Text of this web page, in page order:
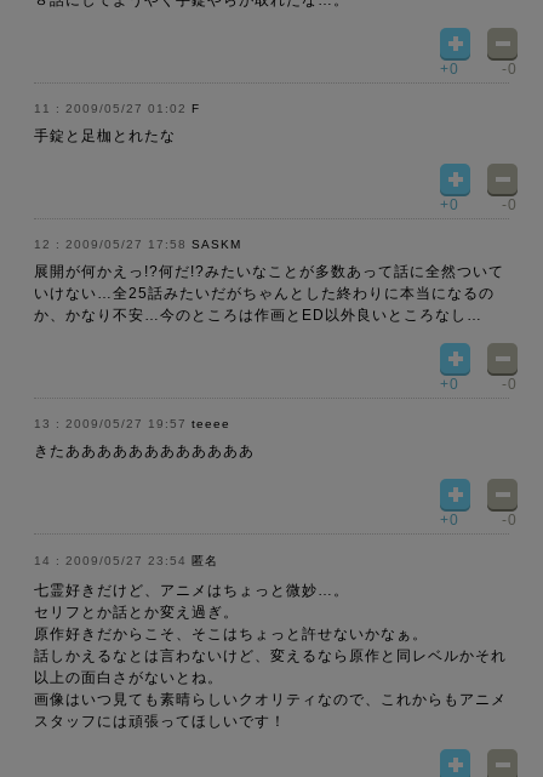
+0 -0
2009/05/27 01:02 F
手錠と足枷とれたな
+0 -0
2009/05/27 17:58 SASKM
展開が何かえっ!?何だ!?みたいなことが多数あって話に全然ついて
いけない…全25話みたいだがちゃんとした終わりに本当になるの
か、かなり不安…今のところは作画とED以外良いところなし…
+0 -0
2009/05/27 19:57 teeee
きたああああああああああああ
+0 -0
2009/05/27 23:54 匿名
七霊好きだけど、アニメはちょっと微妙…。
セリフとか話とか変え過ぎ。
原作好きだからこそ、そこはちょっと許せないかなぁ。
話しかえるなとは言わないけど、変えるなら原作と同レベルかそれ
以上の面白さがないとね。
画像はいつ見ても素晴らしいクオリティなので、これからもアニメ
スタッフには頑張ってほしいです！